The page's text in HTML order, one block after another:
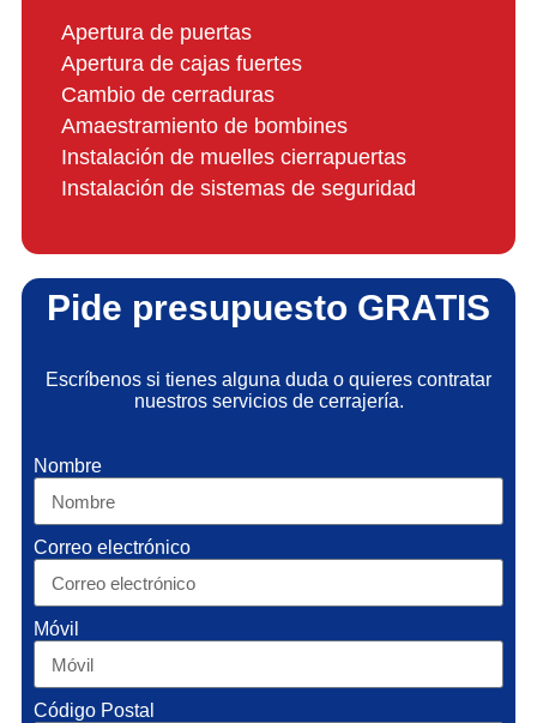
Apertura de puertas
Apertura de cajas fuertes
Cambio de cerraduras
Amaestramiento de bombines
Instalación de muelles cierrapuertas
Instalación de sistemas de seguridad
Pide presupuesto GRATIS
Escríbenos si tienes alguna duda o quieres contratar
nuestros servicios de cerrajería.
Nombre
Correo electrónico
Móvil
Código Postal